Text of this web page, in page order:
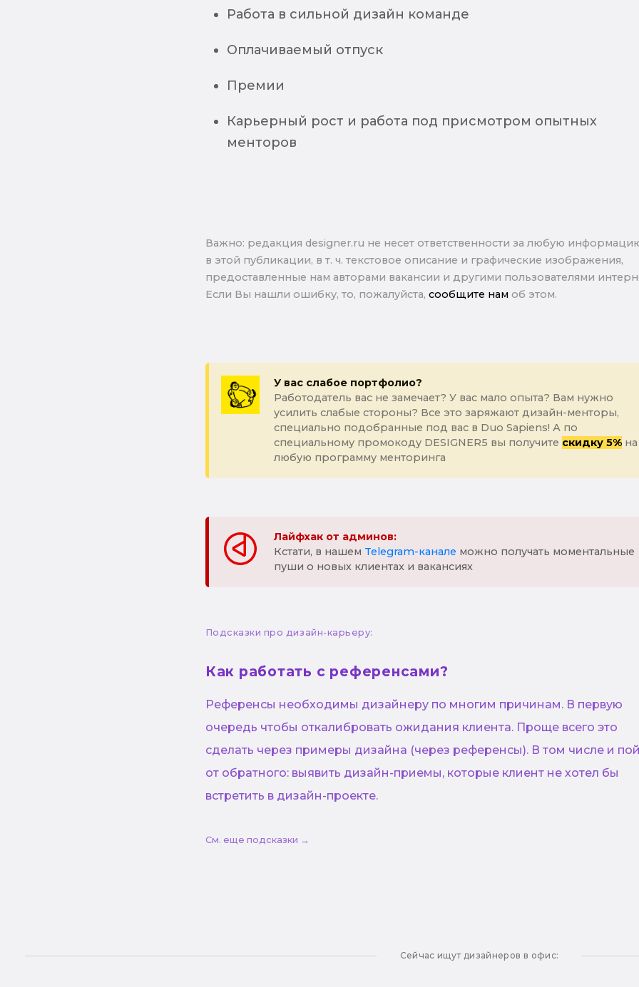
Работа в сильной дизайн команде
Оплачиваемый отпуск
Премии
Карьерный рост и работа под присмотром опытных
менторов
Важно: pедакция designer.ru не несет ответственности за любую
в этой публикации, в т. ч. текстовое описание и графические изображения,
предоставленные нам авторами вакансии и другими пользователями
Если Вы нашли ошибку, то, пожалуйста, сообщите нам об этом.
У вас слабое портфолио?
Работодатель вас не замечает? У вас мало опыта? Вам нужно
усилить слабые стороны? Все это заряжают дизайн-менторы,
специально подобранные под вас в Duo Sapiens! А по
специальному промокоду DESIGNER5 вы получите скидку 5%на
любую программу менторинга
Лайфхак от админов:
Кстати, в нашем Telegram-канале можно получать моментальные
пуши о новых клиентах и вакансиях
Подсказки про дизайн-карьеру:
Как работать с референсами?
Референсы необходимы дизайнеру по многим причинам. В первую
очередь чтобы откалибровать ожидания клиента. Проще всего это
сделать через примеры дизайна (через референсы). В том числе и
от обратного: выявить дизайн-приемы, которые клиент не хотел бы
встретить в дизайн-проекте.
См. еще подсказки →
Сейчас ищут дизайнеров в офис: